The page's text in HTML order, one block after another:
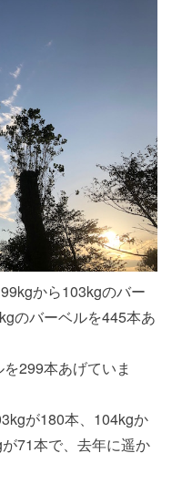
から103kgのバー
のバーベルを445本あ
299本あげていま
が180本、104kgか
71本で、去年に遥か